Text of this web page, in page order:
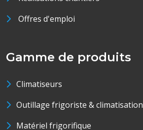
Offres d'emploi
Gamme de produits
Climatiseurs
Outillage frigoriste & climatisation
Matériel frigorifique